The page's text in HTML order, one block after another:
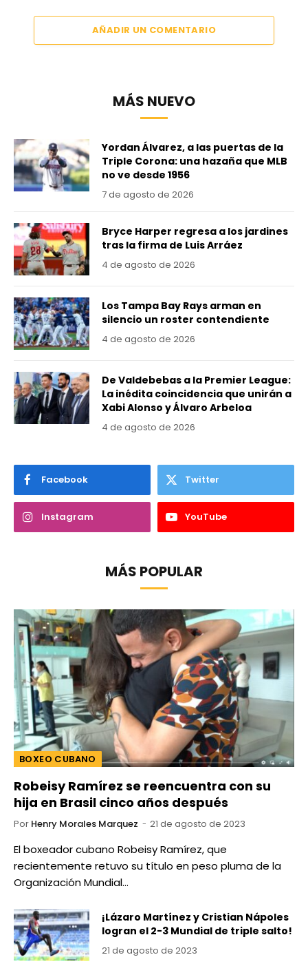
AÑADIR UN COMENTARIO
MÁS NUEVO
Yordan Álvarez, a las puertas de la
Triple Corona: una hazaña que MLB
no ve desde 1956
7 de agosto de 2026
Bryce Harper regresa a los jardines
tras la firma de Luis Arráez
4 de agosto de 2026
Los Tampa Bay Rays arman en
silencio un roster contendiente
4 de agosto de 2026
De Valdebebas a la Premier League:
La inédita coincidencia que unirán a
Xabi Alonso y Álvaro Arbeloa
4 de agosto de 2026
Facebook Twitter
Instagram YouTube
MÁS POPULAR
BOXEO CUBANO
Robeisy Ramírez se reencuentra con su
hija en Brasil cinco años después
Por Henry Morales Marquez 21 de agosto de 2023
El boxeador cubano Robeisy Ramírez, que
recientemente retuvo su título en peso pluma de la
Organización Mundial…
¡Lázaro Martínez y Cristian Nápoles
logran el 2-3 Mundial de triple salto!
21 de agosto de 2023